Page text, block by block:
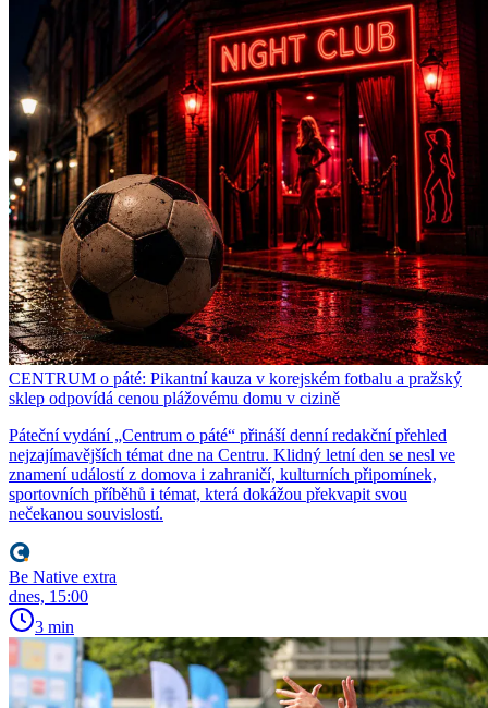
CENTRUM o páté: Pikantní kauza v korejském fotbalu a pražský
sklep odpovídá cenou plážovému domu v cizině
Páteční vydání „Centrum o páté“ přináší denní redakční přehled
nejzajímavějších témat dne na Centru. Klidný letní den se nesl ve
znamení událostí z domova i zahraničí, kulturních připomínek,
sportovních příběhů i témat, která dokážou překvapit svou
nečekanou souvislostí.
Be Native extra
dnes, 15:00
3 min